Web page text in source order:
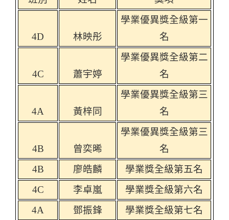
4D 林映彤
學業優異獎全級第一
名
4C 蕭宇婷
學業優異獎全級第二
名
4A 黃梓同
學業優異獎全級第三
名
4B 曾奕晞
學業優異獎全級第三
名
4B
廖皓麟
學業獎全級第五名
4C
李卓嵐
學業獎全級第六名
4A
鄧振鋒
學業獎全級第七名